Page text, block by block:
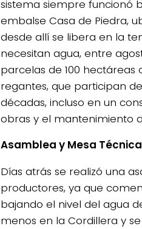
sistema siempre funcionó
embalse Casa de Piedra,
desde allí se libera en la
necesitan agua, entre
parcelas de 100 hectáreas
regantes, que participan
décadas, incluso en un
obras y el mantenimiento
Asamblea y Mesa Técnica
Días atrás se realizó una
productores, ya que
bajando el nivel del agua
menos en la Cordillera y